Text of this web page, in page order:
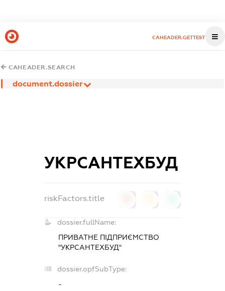
CAHEADER.GETTEST
CAHEADER.SEARCH
document.dossier
УКРСАНТЕХБУД
riskFactors.title
dossier.fullName:
ПРИВАТНЕ ПІДПРИЄМСТВО
"УКРСАНТЕХБУД"
dossier.opfSubType:
-